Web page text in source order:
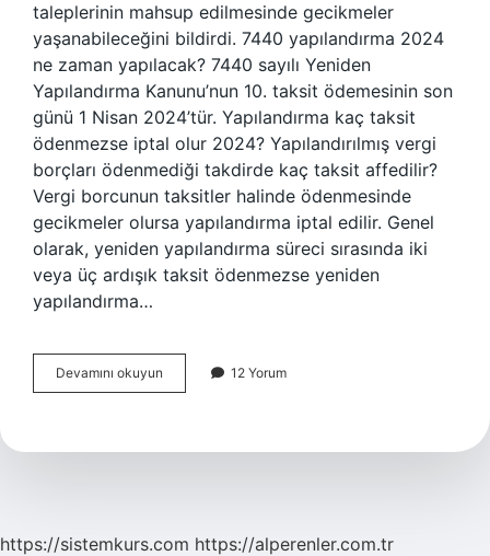
taleplerinin mahsup edilmesinde gecikmeler
yaşanabileceğini bildirdi. 7440 yapılandırma 2024
ne zaman yapılacak? 7440 sayılı Yeniden
Yapılandırma Kanunu’nun 10. taksit ödemesinin son
günü 1 Nisan 2024’tür. Yapılandırma kaç taksit
ödenmezse iptal olur 2024? Yapılandırılmış vergi
borçları ödenmediği takdirde kaç taksit affedilir?
Vergi borcunun taksitler halinde ödenmesinde
gecikmeler olursa yapılandırma iptal edilir. Genel
olarak, yeniden yapılandırma süreci sırasında iki
veya üç ardışık taksit ödenmezse yeniden
yapılandırma…
Devamını okuyun Yapılandırma
Ödeme
Mı
12 Yorum
https://sistemkurs.com https://alperenler.com.tr